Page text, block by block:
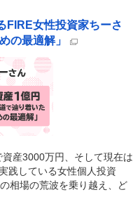
FIRE女性投資家ちーさ
の最適解」
産3000万円、そして現在は
践している女性個人投資
相場の荒波を乗り越え、ど